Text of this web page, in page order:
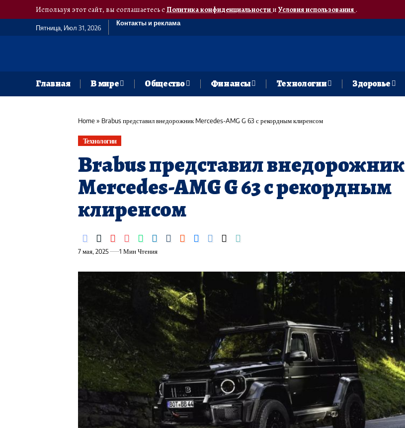
Используя этот сайт, вы соглашаетесь сПолитика конфиденциальностии Условия использования.
Пятница, Июл 31, 2026
Контакты и реклама
Главная В мире Общество Финансы Технологии Здоровье
Home» Brabus представил внедорожник Mercedes-AMG G 63 с рекордным клиренсом
Технологии
Brabus представил внедорожник
Mercedes-AMG G 63 с рекордным
клиренсом
7 мая, 2025 1 Мин Чтения